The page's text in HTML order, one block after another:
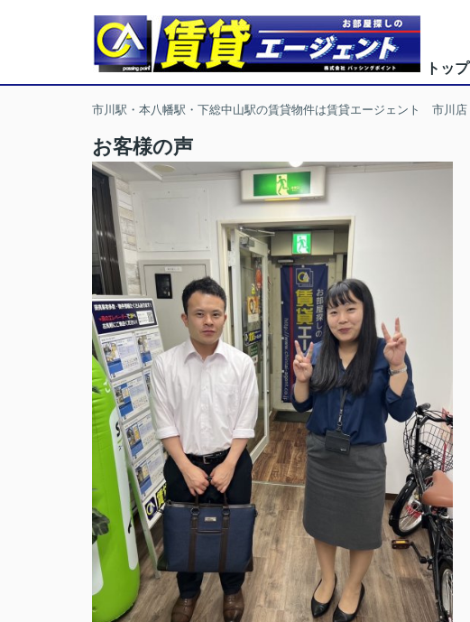
トップ
市川駅・本八幡駅・下総中山駅の賃貸物件は賃貸エージェント 市川店
お客様の声